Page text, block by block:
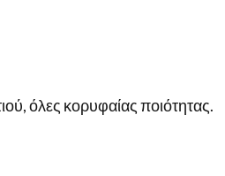
όλες κορυφαίας ποιότητας.